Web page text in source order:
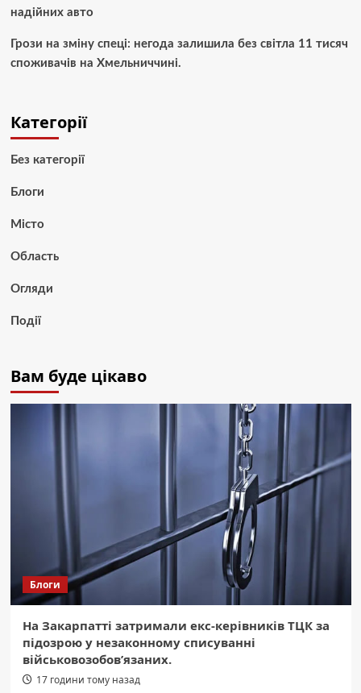
надійних авто
Грози на зміну спеці: негода залишила без світла 11 тисяч
споживачів на Хмельниччині.
Категорії
Без категорії
Блоги
Місто
Область
Огляди
Події
Вам буде цікаво
Блоги
На Закарпатті затримали екс-керівників ТЦК за
підозрою у незаконному списуванні
військовозобов’язаних.
17 години тому назад